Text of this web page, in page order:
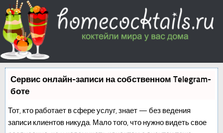
Сервис онлайн-записи на собственном Telegram-
боте
Тот, кто работает в сфере услуг, знает — без ведения
записи клиентов никуда. Мало того, что нужно видеть свое